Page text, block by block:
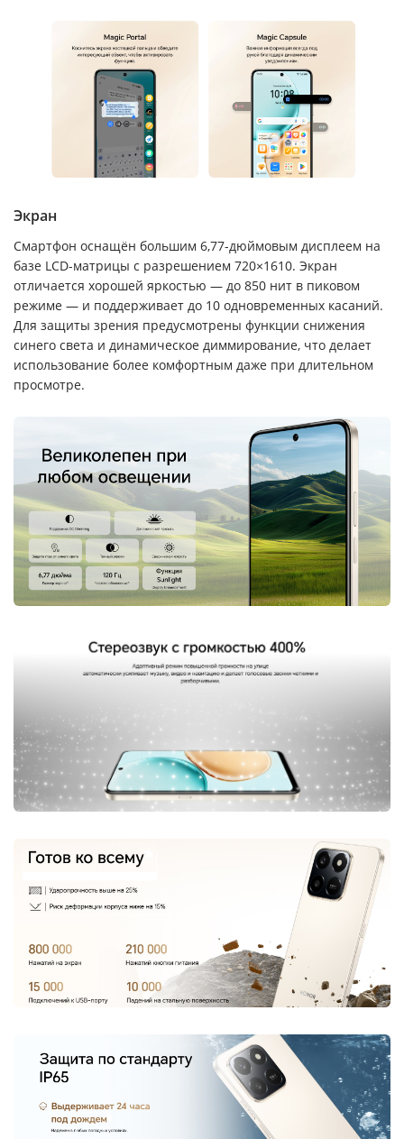
Экран
Смартфон оснащён большим 6,77-дюймовым дисплеем на
базе LCD-матрицы с разрешением 720×1610. Экран
отличается хорошей яркостью — до 850 нит в пиковом
режиме — и поддерживает до 10 одновременных касаний.
Для защиты зрения предусмотрены функции снижения
синего света и динамическое диммирование, что делает
использование более комфортным даже при длительном
просмотре.